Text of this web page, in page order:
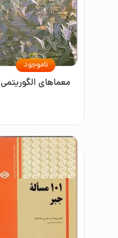
معماهای الگوریتمی
ناموجود